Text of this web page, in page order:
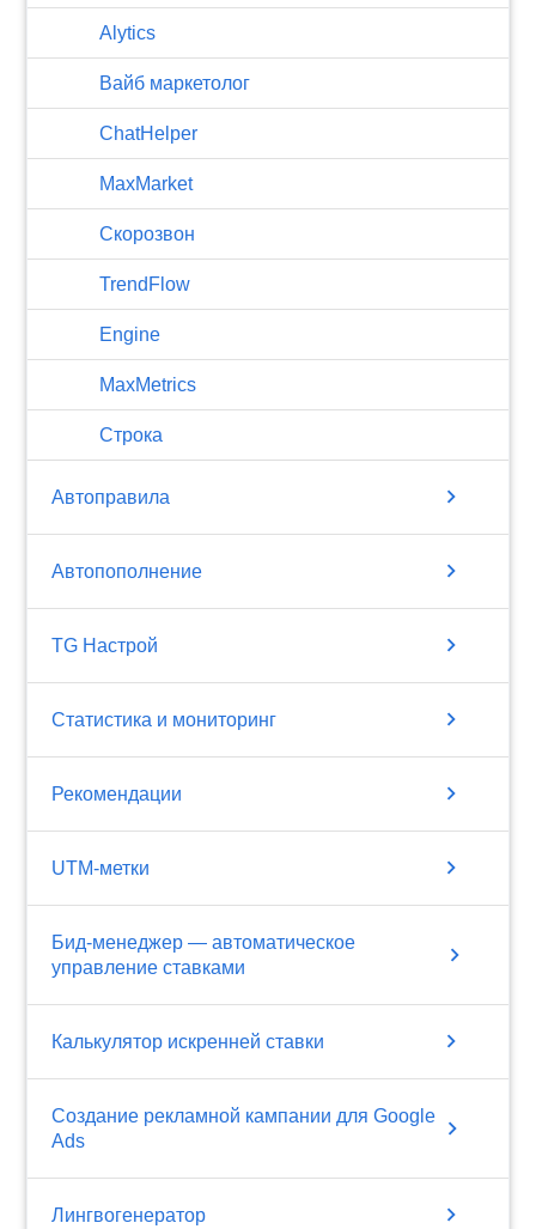
Alytics
Вайб маркетолог
ChatHelper
MaxMarket
Скорозвон
TrendFlow
Engine
MaxMetrics
Строка
Автоправила chevron_right
Автопополнение chevron_right
TG Настрой chevron_right
Статистика и мониторинг chevron_right
Рекомендации chevron_right
UTM-метки chevron_right
Бид-менеджер — автоматическое
управление ставками
chevron_right
Калькулятор искренней ставки chevron_right
Создание рекламной кампании для Google
Ads
chevron_right
Лингвогенератор chevron_right